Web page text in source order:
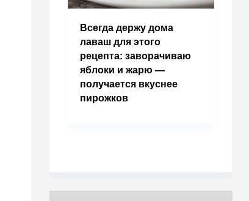
Всегда держу дома
лаваш для этого
рецепта: заворачиваю
яблоки и жарю —
получается вкуснее
пирожков